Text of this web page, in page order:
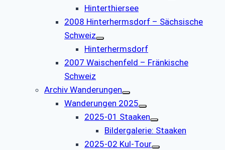
Hinterthiersee
2008 Hinterhermsdorf – Sächsische
Schweiz
Hinterhermsdorf
2007 Waischenfeld – Fränkische
Schweiz
Archiv Wanderungen
Wanderungen 2025
2025-01 Staaken
Bildergalerie: Staaken
2025-02 Kul-Tour